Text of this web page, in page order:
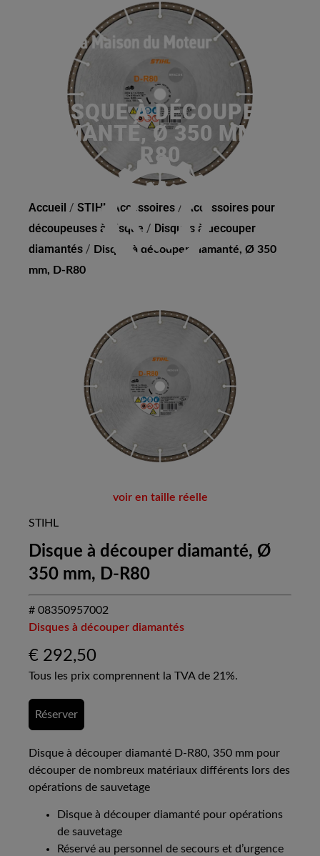
DISQUE À DÉCOUPER
DIAMANTÉ, Ø 350 MM, D-
R80
Accueil / STIHL Accessoires /
Accessoires pour
découpeuses à disque / Disques à découper
diamantés / Disque à découper diamanté, Ø 350
mm, D-R80
voir en taille réelle
STIHL
Disque à découper diamanté, Ø
350 mm, D-R80
# 08350957002
Disques à découper diamantés
€ 292,50
Tous les prix comprennent la TVA de 21%.
Réserver
Disque à découper diamanté D-R80, 350 mm pour
découper de nombreux matériaux différents lors des
opérations de sauvetage
Disque à découper diamanté pour opérations
de sauvetage
Réservé au personnel de secours et d’urgence